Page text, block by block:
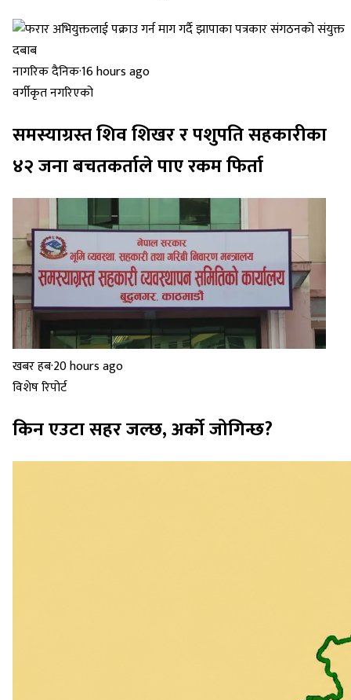
नागरिक दैनिक·16 hours ago
वर्गीकृत नगरिएको
समस्याग्रस्त शिव शिखर र पशुपति सहकारीका
४२ जना बचतकर्ताले पाए रकम फिर्ता
खबर हब·20 hours ago
विशेष रिपोर्ट
किन एउटा सहर जल्छ, अर्को जोगिन्छ?